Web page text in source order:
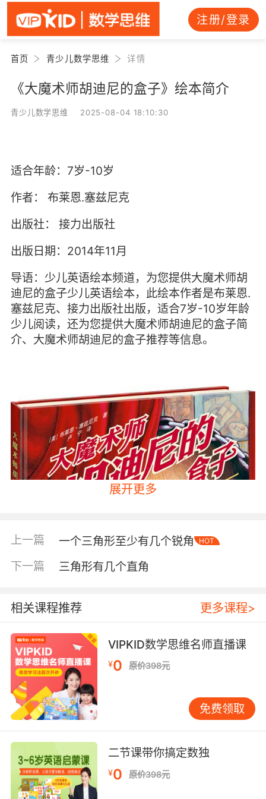
注册/登录
首页 青少儿数学思维 详情
《大魔术师胡迪尼的盒子》绘本简介
青少儿数学思维 2025-08-04 18:10:30
适合年龄：7岁-10岁
作者：
布莱恩.塞兹尼克
出版社：
接力出版社
出版日期：2014年11月
导语：少儿英语绘本频道，为您提供大魔术师胡
迪尼的盒子少儿英语绘本，此绘本作者是布莱恩.
塞兹尼克、接力出版社出版，适合7岁-10岁年龄
少儿阅读，还为您提供大魔术师胡迪尼的盒子简
介、大魔术师胡迪尼的盒子推荐等信息。
内容简介
展开更多
上一篇 一个三角形至少有几个锐角 HOT
下一篇 三角形有几个直角
相关课程推荐 更多课程>
VIPKID数学思维名师直播课
¥0 原价398元
免费领取
二节课带你搞定数独
¥0 原价398元